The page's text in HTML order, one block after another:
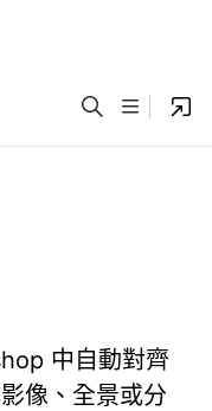
中自動對齊
像、全景或分